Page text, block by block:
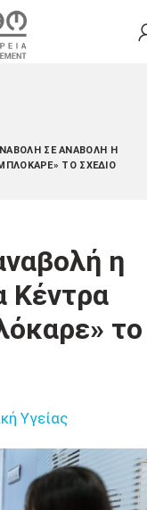
ΣΕ ΑΝΑΒΟΛΉ Η
ΤΟ ΣΧΈΔΙΟ
η
Κέντρα
το
Υγείας